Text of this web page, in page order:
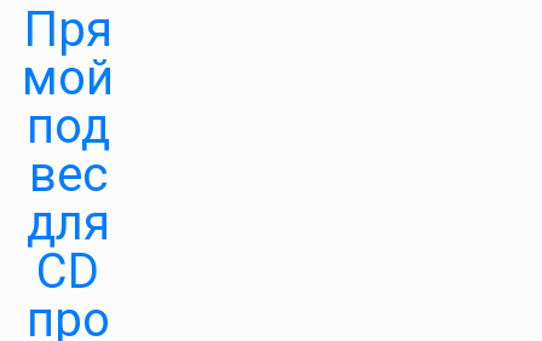
Пря
мой
под
вес
для
CD
про